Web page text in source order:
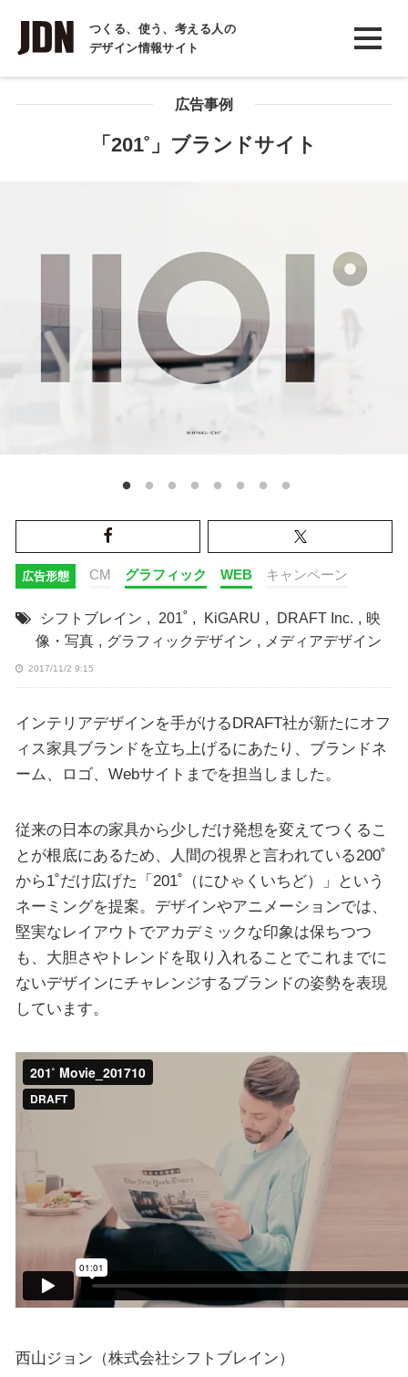
つくる、使う、考える人の
デザイン情報サイト
INTERVIEW
インタビュー
REPORT 広告事例
「201˚」ブランドサイト
広告形態 CM グラフィック WEB キャンペーン
シフトブレイン , 201˚ , KiGARU , DRAFT Inc. , 映
像・写真 , グラフィックデザイン , メディアデザイン
2017/11/2 9:15
インテリアデザインを手がけるDRAFT社が新たにオフ
ィス家具ブランドを立ち上げるにあたり、ブランドネ
ーム、ロゴ、Webサイトまでを担当しました。
従来の日本の家具から少しだけ発想を変えてつくるこ
とが根底にあるため、人間の視界と言われている200˚
から1˚だけ広げた「201˚（にひゃくいちど）」という
ネーミングを提案。デザインやアニメーションでは、
堅実なレイアウトでアカデミックな印象は保ちつつ
も、大胆さやトレンドを取り入れることでこれまでに
ないデザインにチャレンジするブランドの姿勢を表現
しています。
西山ジョン（株式会社シフトブレイン）